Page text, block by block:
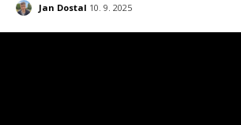
Jan Dostal 10. 9. 2025